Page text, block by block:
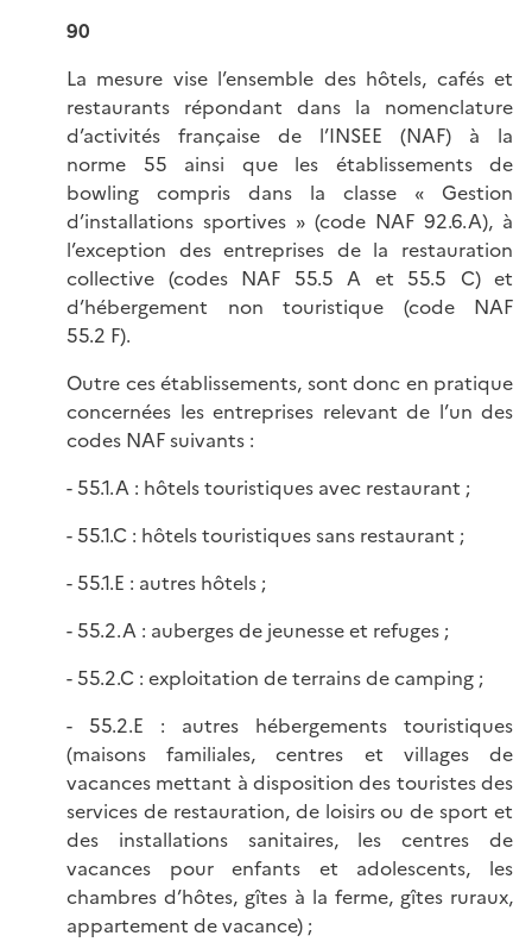
90
La mesure vise l’ensemble des hôtels, cafés et
restaurants répondant dans la nomenclature
d’activités française de l’INSEE (NAF) à la
norme 55 ainsi que les établissements de
bowling compris dans la classe « Gestion
d’installations sportives » (code NAF 92.6.A), à
l’exception des entreprises de la restauration
collective (codes NAF 55.5 A et 55.5 C) et
d’hébergement non touristique (code NAF
55.2 F).
Outre ces établissements, sont donc en pratique
concernées les entreprises relevant de l’un des
codes NAF suivants :
- 55.1.A : hôtels touristiques avec restaurant ;
- 55.1.C : hôtels touristiques sans restaurant ;
- 55.1.E : autres hôtels ;
- 55.2.A : auberges de jeunesse et refuges ;
- 55.2.C : exploitation de terrains de camping ;
- 55.2.E : autres hébergements touristiques
(maisons familiales, centres et villages de
vacances mettant à disposition des touristes des
services de restauration, de loisirs ou de sport et
des installations sanitaires, les centres de
vacances pour enfants et adolescents, les
chambres d’hôtes, gîtes à la ferme, gîtes ruraux,
appartement de vacance) ;